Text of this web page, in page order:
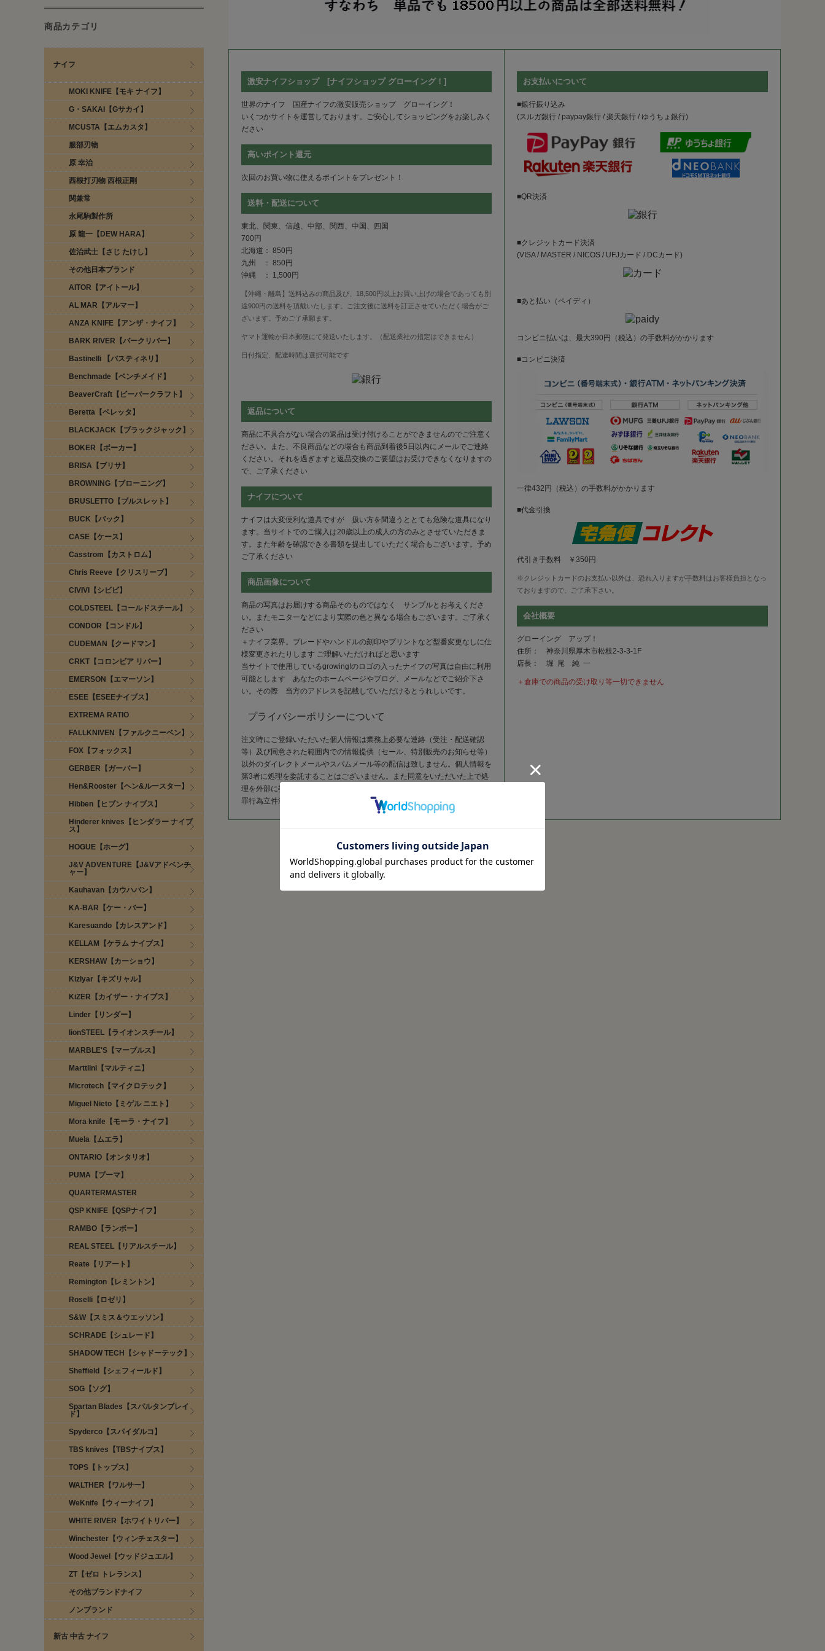
激安ナイフショップ [ナイフショップ グローイング！]
世界のナイフ 国産ナイフの激安販売ショップ グローイング！
いくつかサイトを運営しております。ご安心してショッピングをお楽しみく
ださい
高いポイント還元
次回のお買い物に使えるポイントをプレゼント！
送料・配送について
東北、関東、信越、中部、関西、中国、四国
700円
北海道： 850円
九州 ： 850円
沖縄 ： 1,500円
【沖縄・離島】送料込みの商品及び、18,500円以上お買い上げの場合であっても別
途900円の送料を頂戴いたします。ご注文後に送料を訂正させていただく場合がご
ざいます。予めご了承願ます。
ヤマト運輸か日本郵便にて発送いたします。（配送業社の指定はできません）
日付指定、配達時間は選択可能です
返品について
商品に不具合がない場合の返品は受け付けることができませんのでご注意く
ださい。また、不良商品などの場合も商品到着後5日以内にメールでご連絡
ください。それを過ぎますと返品交換のご要望はお受けできなくなりますの
で、ご了承ください
ナイフについて
ナイフは大変便利な道具ですが 扱い方を間違うととても危険な道具になり
ます。当サイトでのご購入は20歳以上の成人の方のみとさせていただきま
す。また年齢を確認できる書類を提出していただく場合もございます。予め
ご了承ください
商品画像について
商品の写真はお届けする商品そのものではなく サンプルとお考えくださ
い。またモニターなどにより実際の色と異なる場合もございます。ご了承く
ださい
＋ナイフ業界。ブレードやハンドルの刻印やプリントなど型番変更なしに仕
様変更されたりします ご理解いただければと思います
当サイトで使用しているgrowing!のロゴの入ったナイフの写真は自由に利用
可能とします あなたのホームページやブログ、メールなどでご紹介下さ
い。その際 当方のアドレスを記載していただけるとうれしいです。
プライバシーポリシーについて
注文時にご登録いただいた個人情報は業務上必要な連絡（受注・配送確認
等）及び同意された範囲内での情報提供（セール、特別販売のお知らせ等）
以外のダイレクトメールやスパムメール等の配信は致しません。個人情報を
第3者に処理を委託することはございません。また同意をいただいた上で処
理を外部に委託する場合は、厳正な管理下で行うこととなります。ただし犯
罪行為立件済で当局から依頼・指導があった場合は除きます。
お支払いについて
■銀行振り込み
(スルガ銀行 / paypay銀行 / 楽天銀行 / ゆうちょ銀行)
■QR決済
■クレジットカード決済
(VISA / MASTER / NICOS / UFJカード / DCカード)
■あと払い（ペイディ）
コンビニ払いは、最大390円（税込）の手数料がかかります
■コンビニ決済
一律432円（税込）の手数料がかかります
■代金引換
代引き手数料 ￥350円
※クレジットカードのお支払い以外は、恐れ入りますが手数料はお客様負担となっ
ておりますので、ご了承下さい。
会社概要
グローイング アップ！
住所： 神奈川県厚木市松枝2-3-3-1F
店長： 堀 尾 純 一
＋倉庫での商品の受け取り等一切できません
商品カテゴリ
ナイフ
MOKI KNIFE【モキ ナイフ】
G・SAKAI【Gサカイ】
MCUSTA【エムカスタ】
服部刃物
原 幸治
西根打刃物 西根正剛
関兼常
永尾駒製作所
原 龍一【DEW HARA】
佐治武士【さじ たけし】
その他日本ブランド
AITOR【アイトール】
AL MAR【アルマー】
ANZA KNIFE【アンザ・ナイフ】
BARK RIVER【バークリバー】
Bastinelli 【バスティネリ】
Benchmade【ベンチメイド】
BeaverCraft【ビーバークラフト】
Beretta【ベレッタ】
BLACKJACK【ブラックジャック】
BOKER【ボーカー】
BRISA【ブリサ】
BROWNING【ブローニング】
BRUSLETTO【ブルスレット】
BUCK【バック】
CASE【ケース】
Casstrom【カストロム】
Chris Reeve【クリスリーブ】
CIVIVI【シビビ】
COLDSTEEL【コールドスチール】
CONDOR【コンドル】
CUDEMAN【クードマン】
CRKT【コロンビア リバー】
EMERSON【エマーソン】
ESEE【ESEEナイブス】
EXTREMA RATIO
FALLKNIVEN【ファルクニーベン】
FOX【フォックス】
GERBER【ガーバー】
Hen&Rooster【ヘン&ルースター】
Hibben【ヒブン ナイブス】
Hinderer knives【ヒンダラー ナイブ
ス】
HOGUE【ホーグ】
J&V ADVENTURE【J&Vアドベンチ
ャー】
Kauhavan【カウハバン】
KA-BAR【ケー・バー】
Karesuando【カレスアンド】
KELLAM【ケラム ナイブス】
KERSHAW【カーショウ】
Kizlyar【キズリャル】
KiZER【カイザー・ナイブス】
Linder【リンダー】
lionSTEEL【ライオンスチール】
MARBLE'S【マーブルス】
Marttiini【マルティニ】
Microtech【マイクロテック】
Miguel Nieto【ミゲル ニエト】
Mora knife【モーラ・ナイフ】
Muela【ムエラ】
ONTARIO【オンタリオ】
PUMA【プーマ】
QUARTERMASTER
QSP KNIFE【QSPナイフ】
RAMBO【ランボー】
REAL STEEL【リアルスチール】
Reate【リアート】
Remington【レミントン】
Roselli【ロゼリ】
S&W【スミス＆ウエッソン】
SCHRADE【シュレード】
SHADOW TECH【シャドーテック】
Sheffield【シェフィールド】
SOG【ソグ】
Spartan Blades【スパルタンブレイ
ド】
Spyderco【スパイダルコ】
TBS knives【TBSナイブス】
TOPS【トップス】
WALTHER【ワルサー】
WeKnife【ウィーナイフ】
WHITE RIVER【ホワイトリバー】
Winchester【ウィンチェスター】
Wood Jewel【ウッドジュエル】
ZT【ゼロ トレランス】
その他ブランドナイフ
ノンブランド
新古 中古 ナイフ